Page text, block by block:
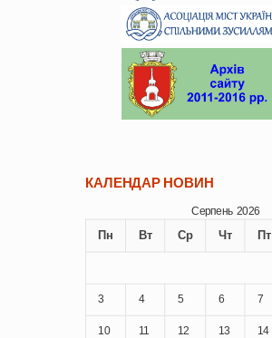
КАЛЕНДАР НОВИН
Серпень 2026
Пн Вт Ср Чт Пт
3 4 5 6 7
10 11 12 13 14